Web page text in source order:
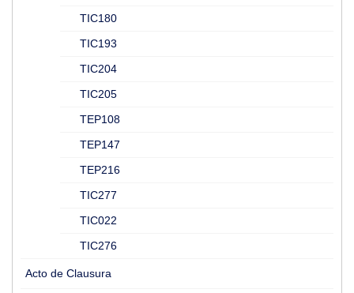
TIC180
TIC193
TIC204
TIC205
TEP108
TEP147
TEP216
TIC277
TIC022
TIC276
Acto de Clausura